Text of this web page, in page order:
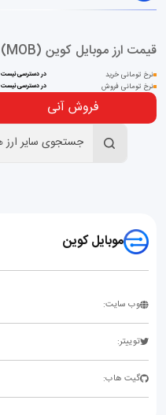
قیمت ارز موبایل کوین (MOB)
نرخ تومانی خرید در دسترسی نیست
نرخ تومانی فروش در دسترسی نیست
فروش آنی
موبایل کوین
وب سایت:
توییتر:
گیت هاب: